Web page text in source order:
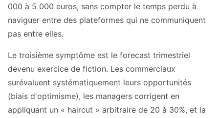
000 à 5 000 euros, sans compter le temps perdu à
naviguer entre des plateformes qui ne communiquent
pas entre elles.
Le troisième symptôme est le forecast trimestriel
devenu exercice de fiction. Les commerciaux
surévaluent systématiquement leurs opportunités
(biais d'optimisme), les managers corrigent en
appliquant un « haircut » arbitraire de 20 à 30%, et la